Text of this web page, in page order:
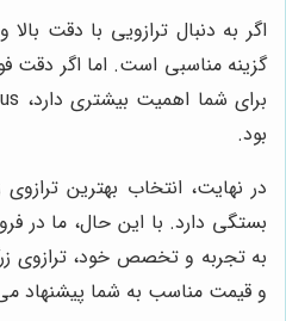
اگر به دنبال ترازویی با دقت
گزینه مناسبی است. اما اگر دقت
بود.
در نهایت، انتخاب بهترین
بستگی دارد. با این حال، ما در
به تجربه و تخصص خود، ترازوی
و قیمت مناسب به شما پیشنهاد